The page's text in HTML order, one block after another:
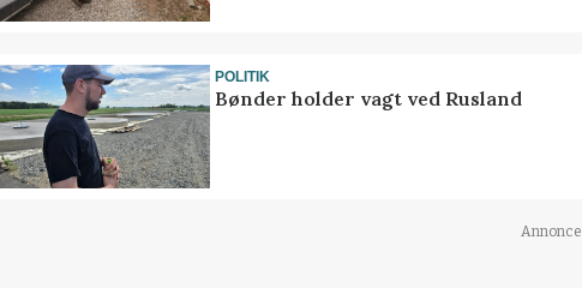
POLITIK
Bønder holder vagt ved Rusland
Annonce